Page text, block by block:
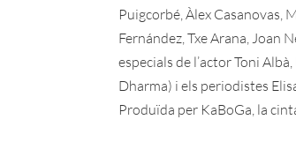
Puigcorbé, Àlex Casanovas,
Fernández, Txe Arana, Joan
especials de l’actor Toni
Dharma) i els periodistes
Produïda per KaBoGa, la